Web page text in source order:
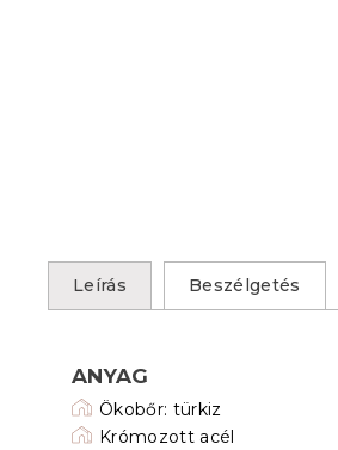
Leírás Beszélgetés
ANYAG
Ökobőr: türkiz
Krómozott acél